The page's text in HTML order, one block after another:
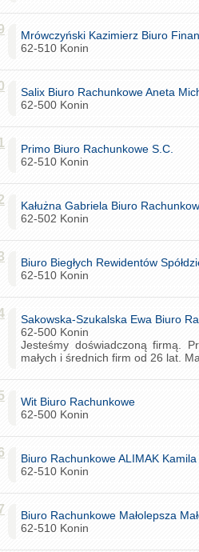
Mrówczyński Kazimierz Biuro
62-510 Konin
Salix Biuro Rachunkowe Aneta
62-500 Konin
Primo Biuro Rachunkowe S.C.
62-510 Konin
Kałużna Gabriela Biuro
62-502 Konin
Biuro Biegłych Rewidentów
62-510 Konin
Sakowska-Szukalska Ewa Biuro
62-500 Konin
Jesteśmy doświadczoną firmą.
małych i średnich firm od 26 lat.
Wit Biuro Rachunkowe
62-500 Konin
Biuro Rachunkowe ALIMAK
62-510 Konin
Biuro Rachunkowe Małolepsza
62-510 Konin